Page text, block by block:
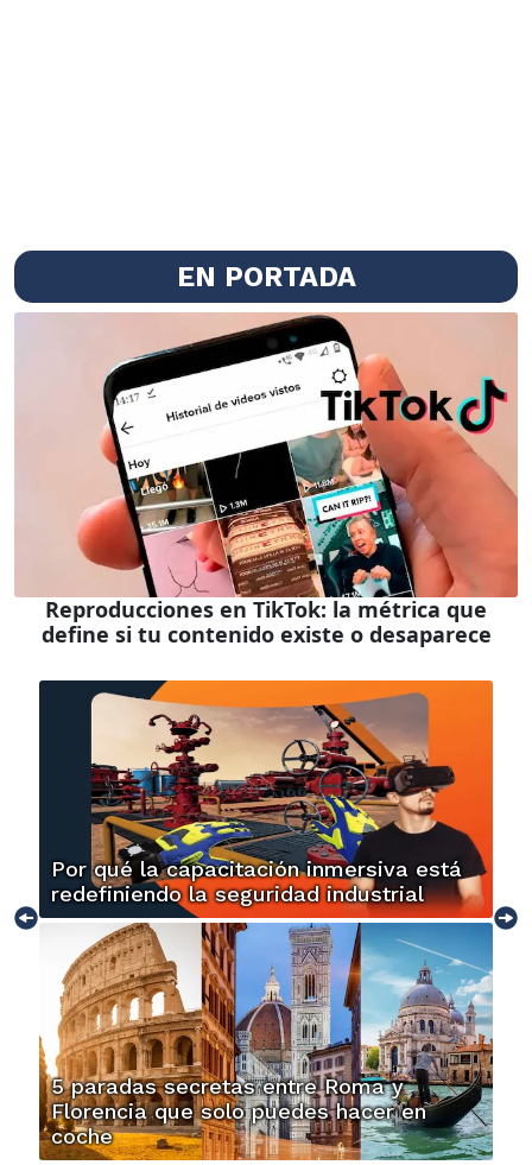
EN PORTADA
Reproducciones en TikTok: la métrica que
define si tu contenido existe o desaparece
Por qué la capacitación inmersiva está
redefiniendo la seguridad industrial
5 paradas secretas entre Roma y
Florencia que solo puedes hacer en
coche